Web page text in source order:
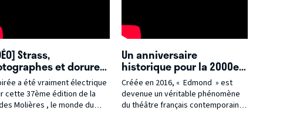
Strass,
et dorures :
de la 37ème Nuit
Molières}
a été vraiment électrique
édition de la
Molières , le monde du
Un anniversaire
historique pour la 2000e
de cette pièce
contemporaine d'Alexis
MICHALIK désormais culte
et adaptée au cinéma}
Créée en 2016, « Edmond » est
devenue un véritable phénomène
du théâtre français contemporain.